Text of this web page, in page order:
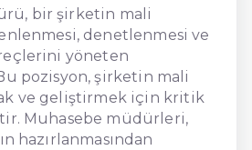
bir şirketin mali
denetlenmesi ve
yöneten
pozisyon, şirketin mali
ve geliştirmek için kritik
Muhasebe müdürleri,
hazırlanmasından